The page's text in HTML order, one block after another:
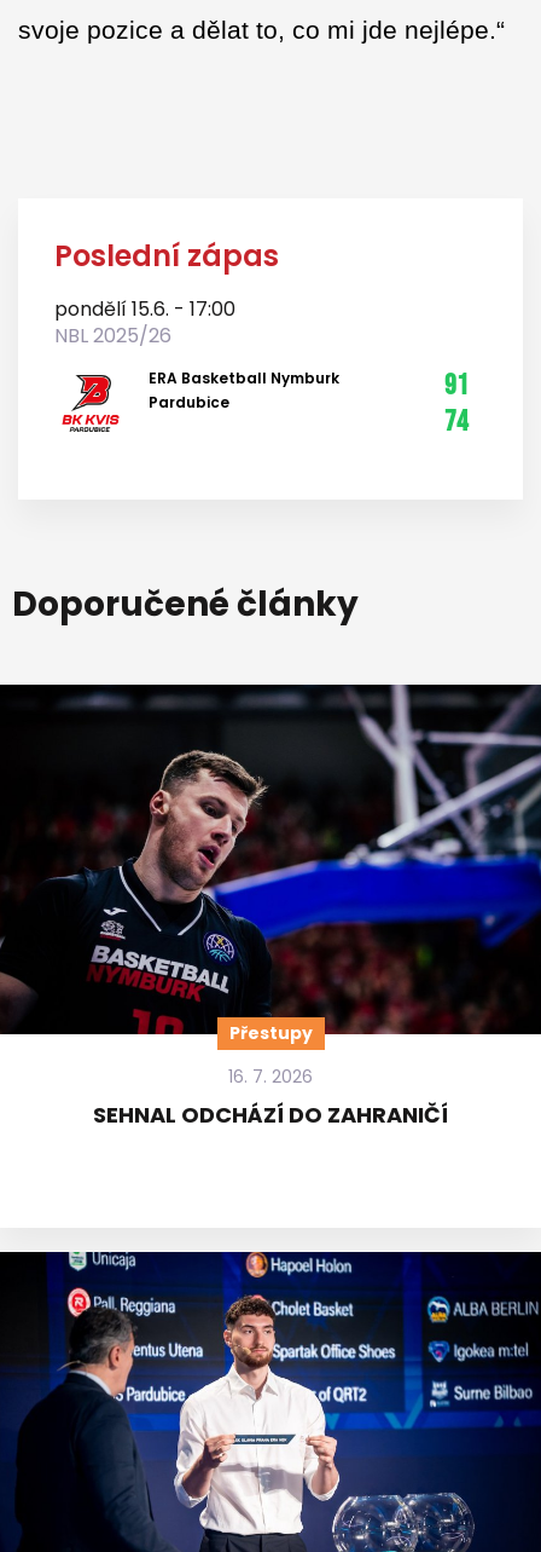
svoje pozice a dělat to, co mi jde nejlépe.“
Poslední zápas
pondělí 15.6. - 17:00
NBL 2025/26
ERA Basketball Nymburk
Pardubice
91
74
Doporučené články
Přestupy
16. 7. 2026
SEHNAL ODCHÁZÍ DO ZAHRANIČÍ